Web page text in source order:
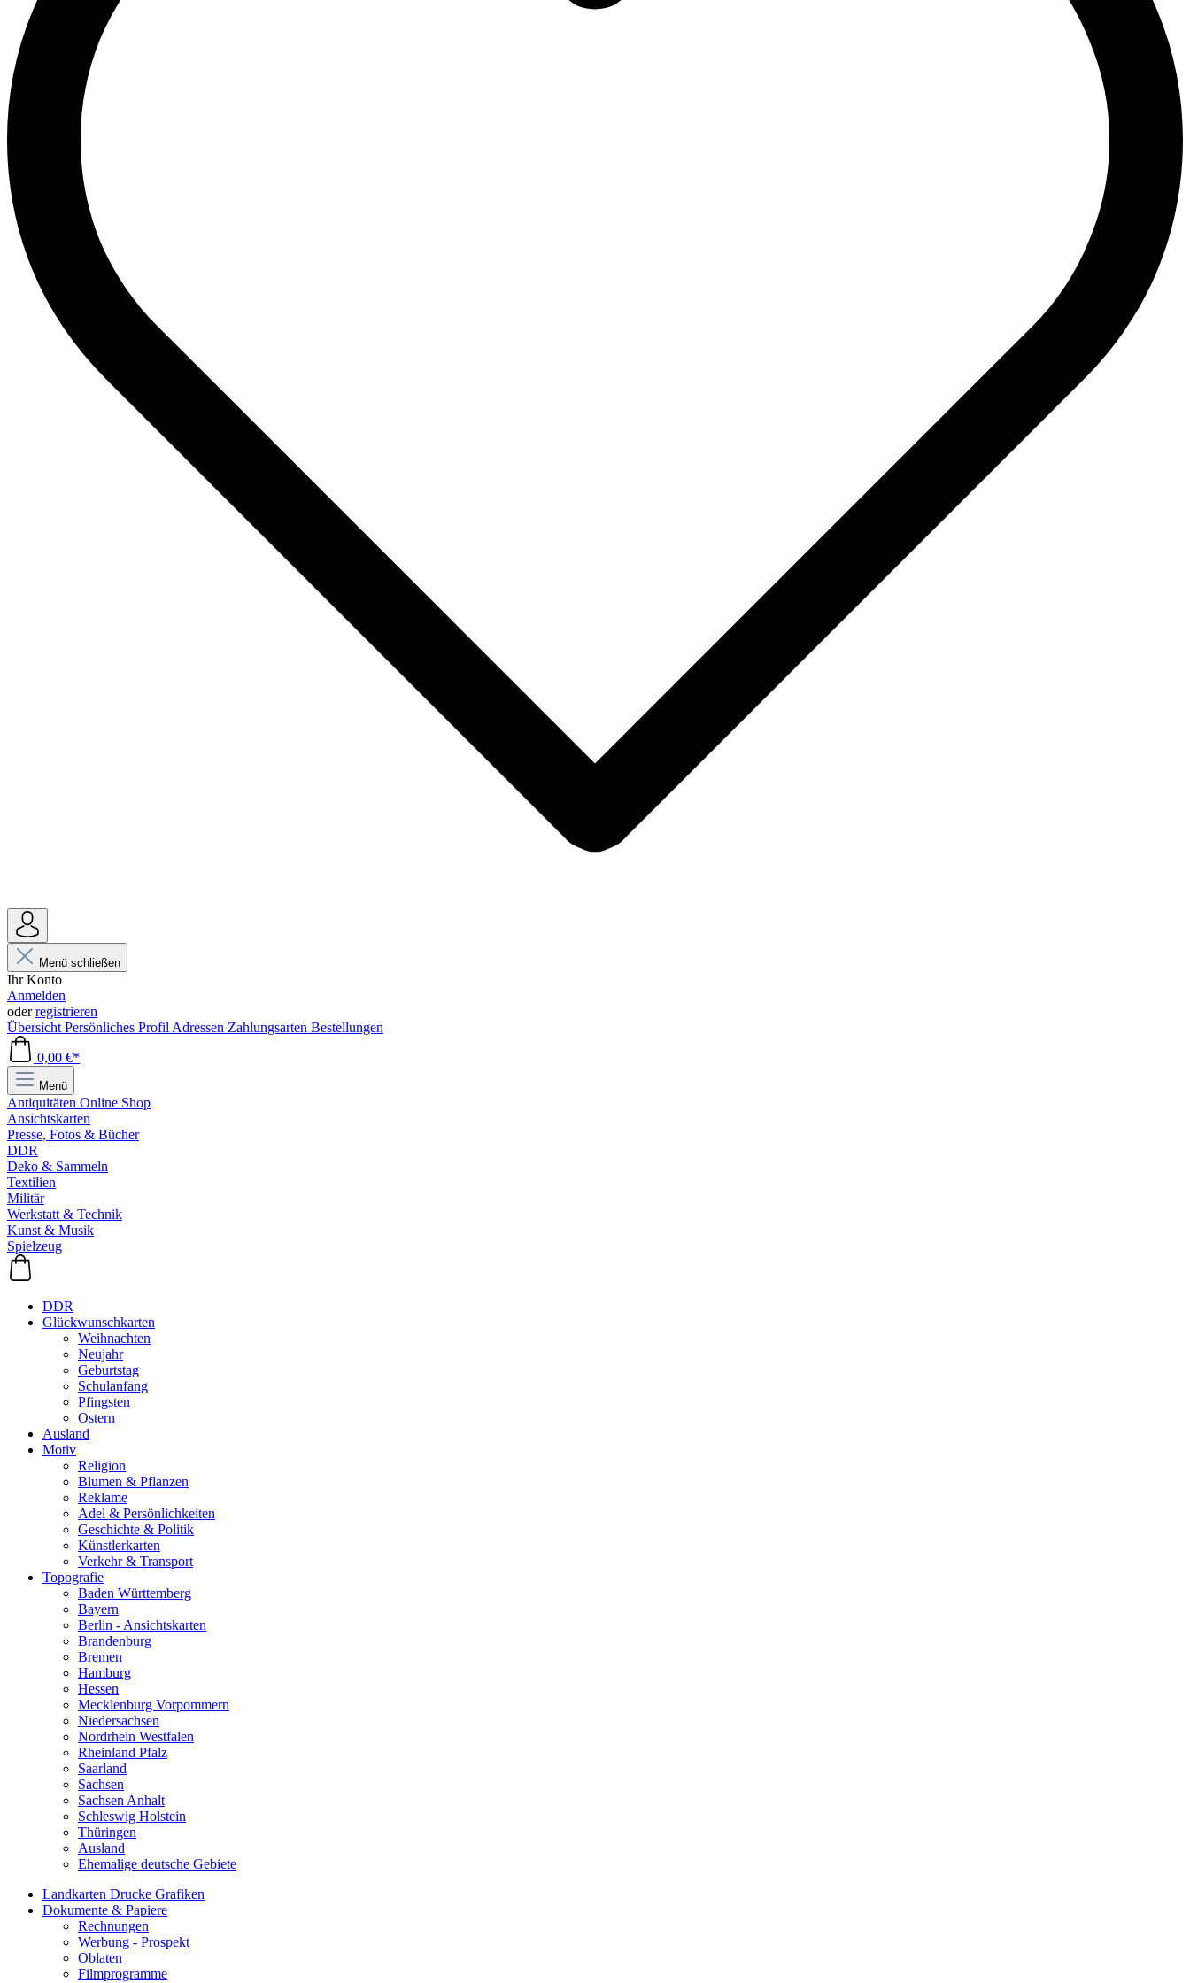
Menü schließen
Ihr Konto
Anmelden
oderregistrieren
Übersicht Persönliches Profil Adressen Zahlungsarten Bestellungen
0,00 €*
Menü
Antiquitäten Online Shop
Ansichtskarten
Presse, Fotos & Bücher
DDR
Deko & Sammeln
Textilien
Militär
Werkstatt & Technik
Kunst & Musik
Spielzeug
DDR
Glückwunschkarten
Weihnachten
Neujahr
Geburtstag
Schulanfang
Pfingsten
Ostern
Ausland
Motiv
Religion
Blumen & Pflanzen
Reklame
Adel & Persönlichkeiten
Geschichte & Politik
Künstlerkarten
Verkehr & Transport
Topografie
Baden Württemberg
Bayern
Berlin - Ansichtskarten
Brandenburg
Bremen
Hamburg
Hessen
Mecklenburg Vorpommern
Niedersachsen
Nordrhein Westfalen
Rheinland Pfalz
Saarland
Sachsen
Sachsen Anhalt
Schleswig Holstein
Thüringen
Ausland
Ehemalige deutsche Gebiete
Landkarten Drucke Grafiken
Dokumente & Papiere
Rechnungen
Werbung - Prospekt
Oblaten
Filmprogramme